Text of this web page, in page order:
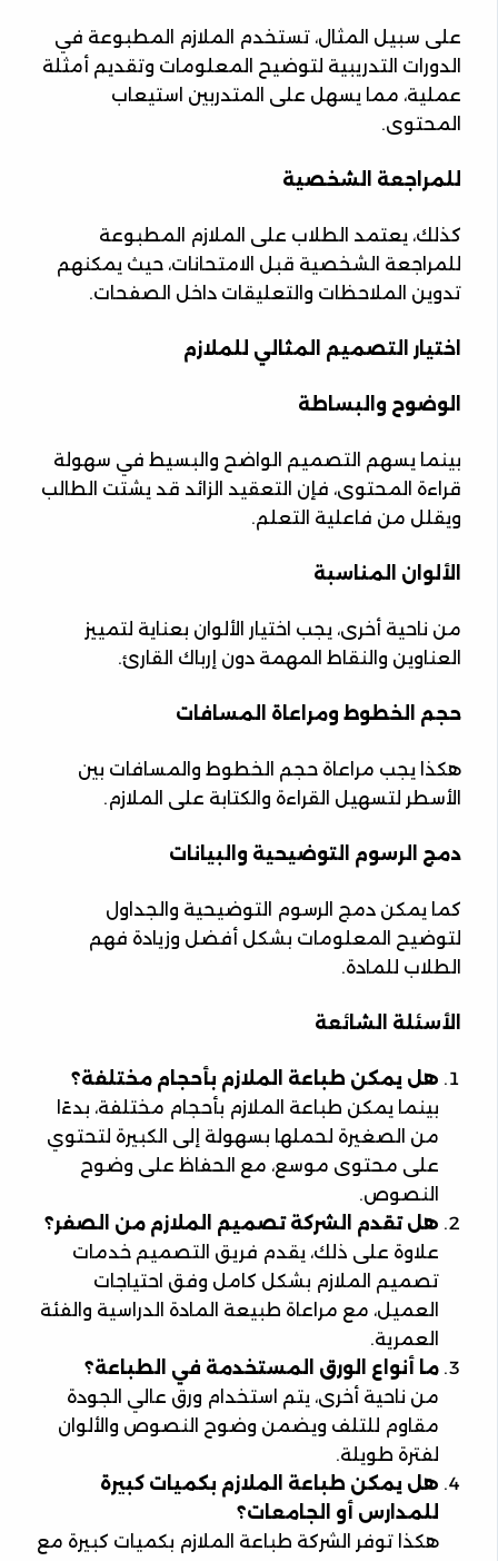
على سبيل المثال، تستخدم الملازم المطبوعة في
الدورات التدريبية لتوضيح المعلومات وتقديم أمثلة
عملية، مما يسهل على المتدربين استيعاب
المحتوى.
للمراجعة الشخصية
كذلك، يعتمد الطلاب على الملازم المطبوعة
للمراجعة الشخصية قبل الامتحانات، حيث يمكنهم
تدوين الملاحظات والتعليقات داخل الصفحات.
اختيار التصميم المثالي للملازم
الوضوح والبساطة
بينما يسهم التصميم الواضح والبسيط في سهولة
قراءة المحتوى، فإن التعقيد الزائد قد يشتت الطالب
ويقلل من فاعلية التعلم.
الألوان المناسبة
من ناحية أخرى، يجب اختيار الألوان بعناية لتمييز
العناوين والنقاط المهمة دون إرباك القارئ.
حجم الخطوط ومراعاة المسافات
هكذا يجب مراعاة حجم الخطوط والمسافات بين
الأسطر لتسهيل القراءة والكتابة على الملازم.
دمج الرسوم التوضيحية والبيانات
كما يمكن دمج الرسوم التوضيحية والجداول
لتوضيح المعلومات بشكل أفضل وزيادة فهم
الطلاب للمادة.
الأسئلة الشائعة
هل يمكن طباعة الملازم بأحجام مختلفة؟
بينما يمكن طباعة الملازم بأحجام مختلفة، بدءًا
من الصغيرة لحملها بسهولة إلى الكبيرة لتحتوي
على محتوى موسع، مع الحفاظ على وضوح
النصوص.
هل تقدم الشركة تصميم الملازم من الصفر؟
علاوة على ذلك، يقدم فريق التصميم خدمات
تصميم الملازم بشكل كامل وفق احتياجات
العميل، مع مراعاة طبيعة المادة الدراسية والفئة
العمرية.
ما أنواع الورق المستخدمة في الطباعة؟
من ناحية أخرى، يتم استخدام ورق عالي الجودة
مقاوم للتلف ويضمن وضوح النصوص والألوان
لفترة طويلة.
هل يمكن طباعة الملازم بكميات كبيرة
للمدارس أو الجامعات؟
هكذا توفر الشركة طباعة الملازم بكميات كبيرة مع